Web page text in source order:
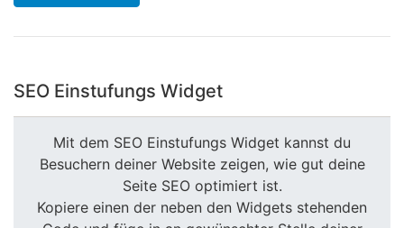
SEO Einstufungs Widget
Mit dem SEO Einstufungs Widget kannst du
Besuchern deiner Website zeigen, wie gut deine
Seite SEO optimiert ist.
Kopiere einen der neben den Widgets stehenden